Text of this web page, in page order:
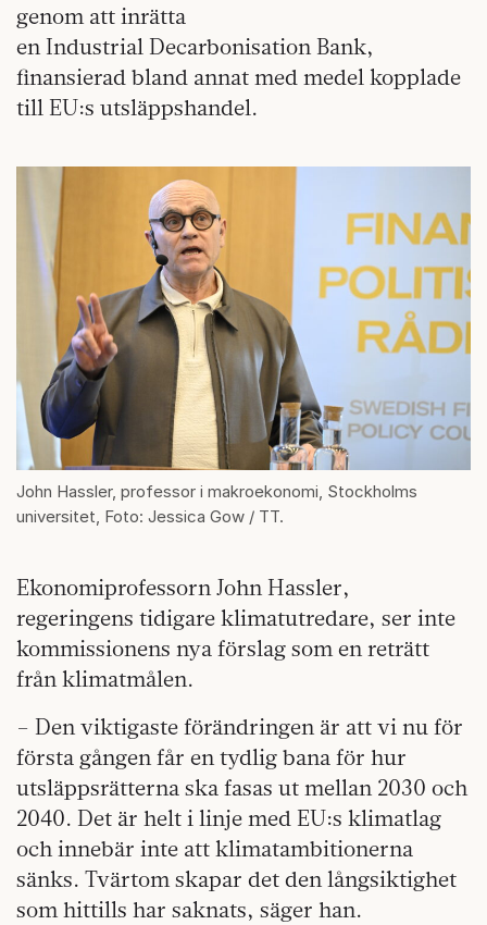
genom att inrätta
en Industrial Decarbonisation Bank,
finansierad bland annat med medel kopplade
till EU:s utsläppshandel.
John Hassler, professor i makroekonomi, Stockholms
universitet, Foto: Jessica Gow / TT.
Ekonomiprofessorn John Hassler,
regeringens tidigare klimatutredare, ser inte
kommissionens nya förslag som en reträtt
från klimatmålen.
– Den viktigaste förändringen är att vi nu för
första gången får en tydlig bana för hur
utsläppsrätterna ska fasas ut mellan 2030 och
2040. Det är helt i linje med EU:s klimatlag
och innebär inte att klimatambitionerna
sänks. Tvärtom skapar det den långsiktighet
som hittills har saknats, säger han.